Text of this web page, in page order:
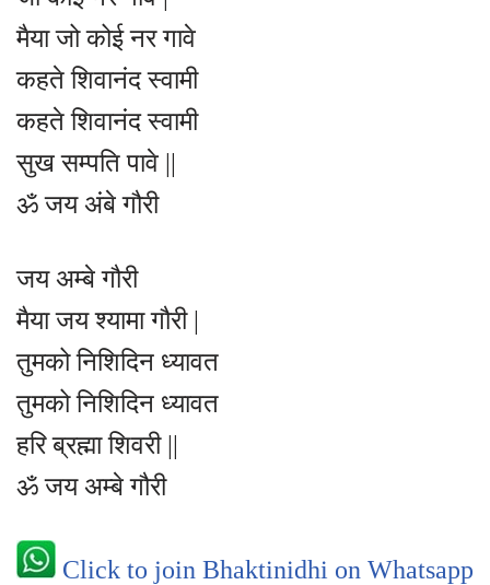
मैया जो कोई नर गावे
कहते शिवानंद स्वामी
कहते शिवानंद स्वामी
सुख सम्पति पावे ||
ॐ जय अंबे गौरी
जय अम्बे गौरी
मैया जय श्यामा गौरी |
तुमको निशिदिन ध्यावत
तुमको निशिदिन ध्यावत
हरि ब्रह्मा शिवरी ||
ॐ जय अम्बे गौरी
Click to join Bhaktinidhi on Whatsapp